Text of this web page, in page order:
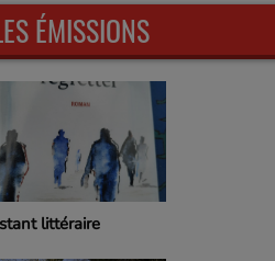
ÉMISSIONS
littéraire